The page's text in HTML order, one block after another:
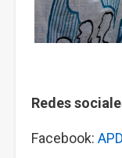
Redes
Facebook: